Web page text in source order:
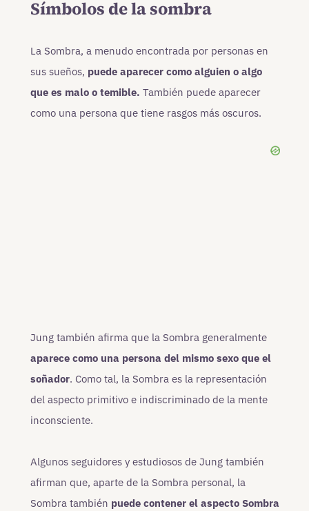
Símbolos de la sombra
La Sombra, a menudo encontrada por personas en
sus sueños, puede aparecer como alguien o algo
que es malo o temible. También puede aparecer
como una persona que tiene rasgos más oscuros.
Jung también afirma que la Sombra generalmente
aparece como una persona del mismo sexo que el
soñador. Como tal, la Sombra es la representación
del aspecto primitivo e indiscriminado de la mente
inconsciente.
Algunos seguidores y estudiosos de Jung también
afirman que, aparte de la Sombra personal, la
Sombra también puede contener el aspecto Sombra